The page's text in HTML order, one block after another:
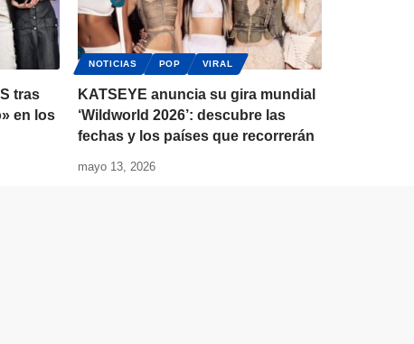
tras
en los
NOTICIAS POP VIRAL
KATSEYE anuncia su gira mundial
‘Wildworld 2026’: descubre las
fechas y los países que recorrerán
mayo 13, 2026